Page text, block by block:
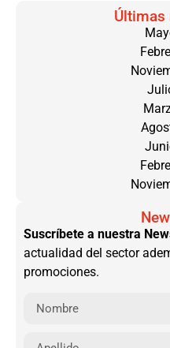
Últimas
Suscríbete a nuestra
actualidad del sector
promociones.